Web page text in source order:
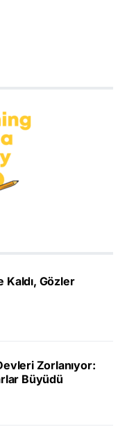
Kaldı, Gözler
Zorlanıyor:
Büyüdü